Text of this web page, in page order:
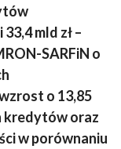
mld zł –
SARFiN o
o 13,85
kredytów oraz
w porównaniu